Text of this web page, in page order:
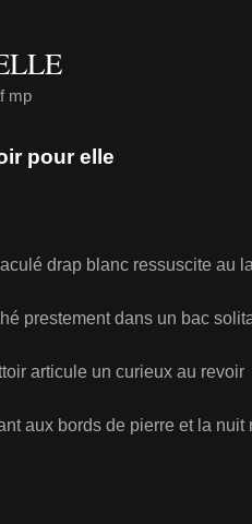
mp
pour elle
drap blanc ressuscite au
prestement dans un bac
articule un curieux au revoir
aux bords de pierre et la nuit